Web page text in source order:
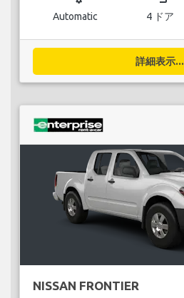
Automatic 4 ドア
詳細表示...
NISSAN FRONTIER